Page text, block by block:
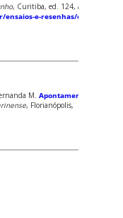
, Curitiba, ed. 124, ago.
e-resenhas/o-
M.Apontamentos
, Florianópolis,